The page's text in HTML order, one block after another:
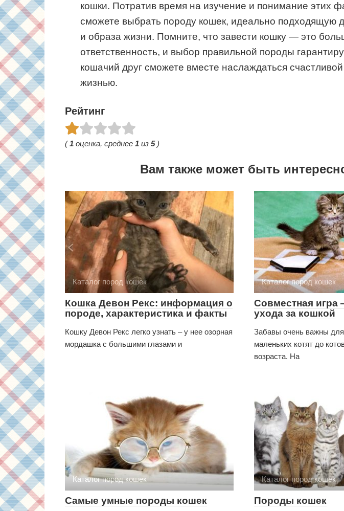
кошки. Потратив время на изучение и понимание этих
сможете выбрать породу кошек, идеально подходящую
и образа жизни. Помните, что завести кошку — это
ответственность, и выбор правильной породы
кошачий друг сможете вместе наслаждаться
жизнью.
Рейтинг
(1 оценка, среднее 1 из 5)
Вам также может быть
Каталог пород кошек
Кошка Девон Рекс: информация о
породе, характеристика и факты
Кошку Девон Рекс легко узнать – у нее озорная
мордашка с большими глазами и
Каталог пород кошек
Совместная игра
ухода за кошкой
Забавы очень важны
маленьких котят до
возраста. На
Каталог пород кошек
Самые умные породы кошек
Каталог пород кошек
Породы кошек